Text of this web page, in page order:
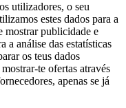
utilizadores, o seu
estes dados para a
mostrar publicidade e
a análise das estatísticas
os teus dados
te ofertas através
apenas se já